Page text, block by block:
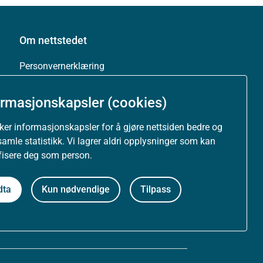
(cookies)
informasjonskapsler for å gjøre nettsiden bedre og
statistikk. Vi lagrer aldri opplysninger som kan
deg som person.
Kun nødvendige Tilpass
Om nettstedet
Personvernerklæring
Tilgjengelighetserklæring (uustatus.no)
Besøksstatistikk og informasjonskapsler
Nyhetsvarsel og abonnement
Åpne data (API)